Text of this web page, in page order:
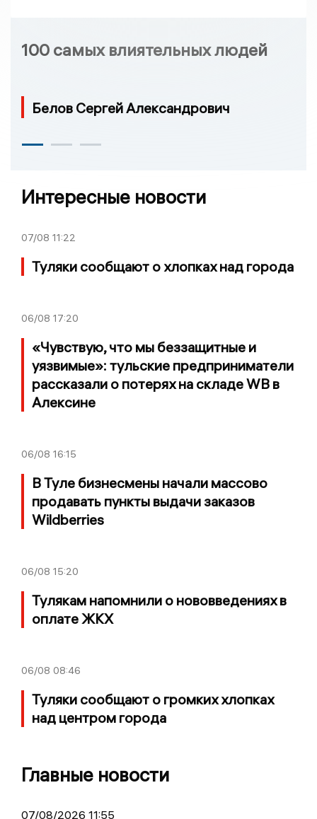
100 самых влиятельных людей
Белов Сергей Александрович
Интересные новости
07/08 11:22
Туляки сообщают о хлопках над города
06/08 17:20
«Чувствую, что мы беззащитные и
уязвимые»: тульские предприниматели
рассказали о потерях на складе WB в
Алексине
06/08 16:15
В Туле бизнесмены начали массово
продавать пункты выдачи заказов
Wildberries
06/08 15:20
Тулякам напомнили о нововведениях в
оплате ЖКХ
06/08 08:46
Туляки сообщают о громких хлопках
над центром города
Главные новости
07/08/2026 11:55